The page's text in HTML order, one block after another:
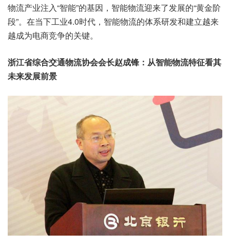
物流产业注入“智能”的基因，智能物流迎来了发展的“黄金阶
段”。在当下工业4.0时代，智能物流的体系研发和建立越来
越成为电商竞争的关键。
浙江省综合交通物流协会会长赵成锋：从智能物流特征看其
未来发展前景